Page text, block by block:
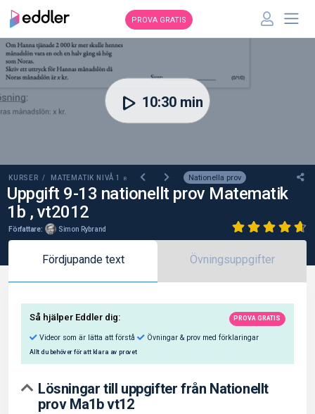
PROVA GRATIS
KURSER / MATEMATIK NIVÅ 1 B Nationella prov
Uppgift 9-13 nationellt prov Matematik
1b , vt2012
Författare: Simon Rybrand
10:30 min
Fördjupande text Övningsuppgifter
Lösningar till uppgifter från Nationellt
prov Ma1b vt12